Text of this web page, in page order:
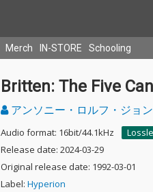
Merch IN-STORE Schooling
Britten: The Five
アンソニー・ロルフ・ジョ
Audio format: 16bit/44.1kHz
Release date: 2024-03-29
Original release date: 1992-03-01
Label: Hyperion